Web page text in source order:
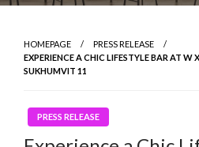
HOMEPAGE
PRESS RELEASE
EXPERIENCE A CHIC LIFESTYLE BAR AT
SUKHUMVIT 11
PRESS RELEASE